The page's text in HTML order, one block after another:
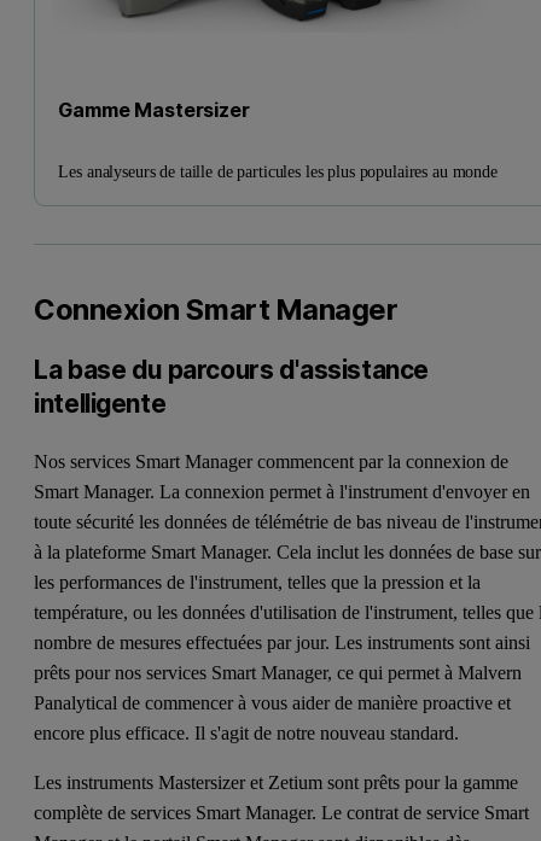
Gamme Mastersizer
Les analyseurs de taille de particules les plus populaires au monde
Connexion Smart Manager
La base du parcours d'assistance
intelligente
Nos services Smart Manager commencent par la connexion de
Smart Manager. La connexion permet à l'instrument d'envoyer en
toute sécurité les données de télémétrie de bas niveau de
à la plateforme Smart Manager. Cela inclut les données de base sur
les performances de l'instrument, telles que la pression et la
température, ou les données d'utilisation de l'instrument, telles que
nombre de mesures effectuées par jour. Les instruments sont ainsi
prêts pour nos services Smart Manager, ce qui permet à Malvern
Panalytical de commencer à vous aider de manière proactive et
encore plus efficace. Il s'agit de notre nouveau standard.
Les instruments Mastersizer et Zetium sont prêts pour la gamme
complète de services Smart Manager. Le contrat de service Smart